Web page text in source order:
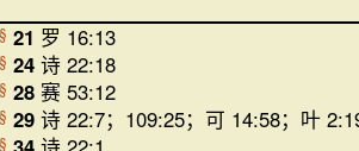
§ 21 罗 16:13
§ 24 诗 22:18
§ 28 赛 53:12
§ 29 诗 22:7；109:25；可 14:58；叶
§